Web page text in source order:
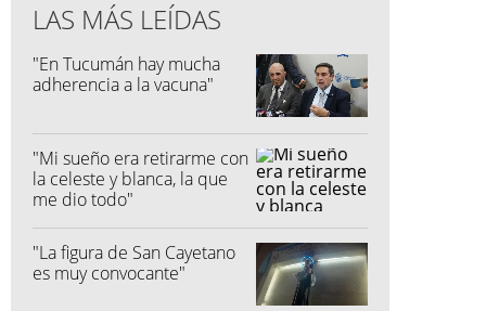
LAS MÁS LEÍDAS
"En Tucumán hay mucha
adherencia a la vacuna"
"Mi sueño era retirarme con
la celeste y blanca, la que
me dio todo"
"La figura de San Cayetano
es muy convocante"